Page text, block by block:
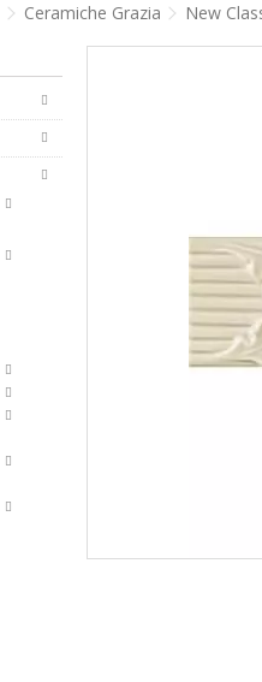
Ceramiche Grazia New